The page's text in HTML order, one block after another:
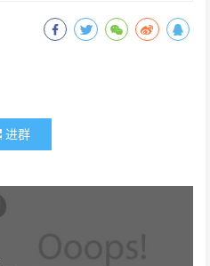
进群